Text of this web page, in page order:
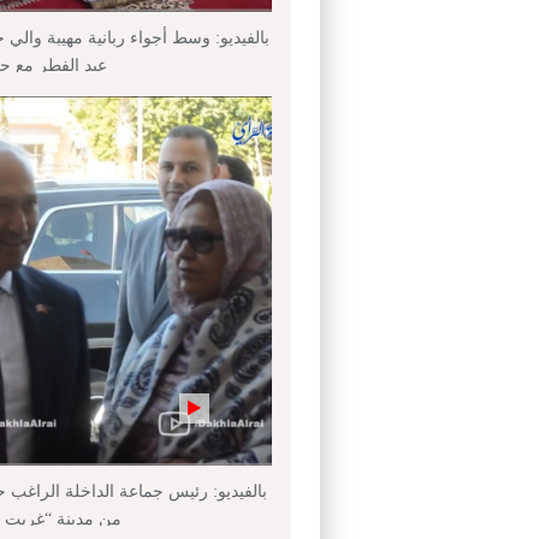
بالفيديو: وسط أجواء ربانية مهيبة
عيد الفطر مع
بالفيديو: رئيس جماعة الداخلة
من مدينة “غريت